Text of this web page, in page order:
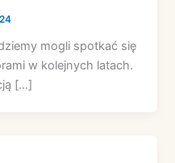
mogli spotkać się
w kolejnych latach.
[…]